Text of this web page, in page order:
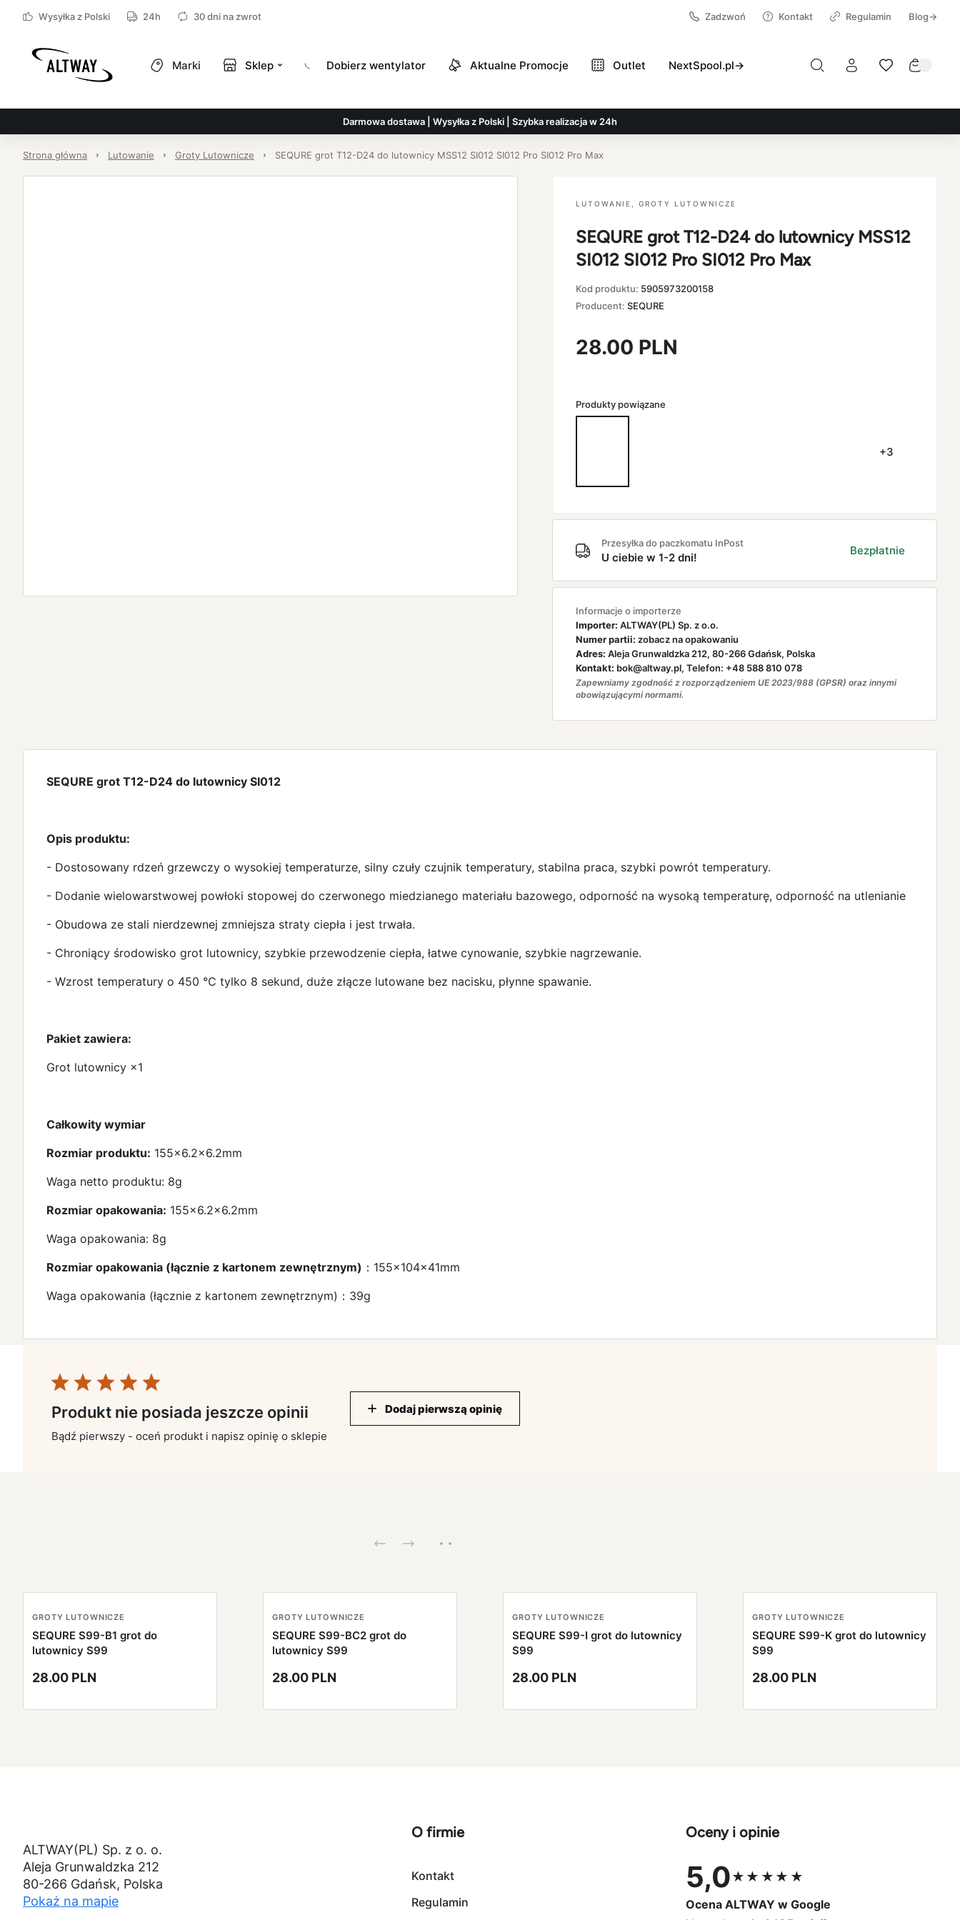
Wysyłka z Polski 24h 30 dni na zwrot Zadzwoń Kontakt Regulamin Blog→
Marki Sklep Dobierz wentylator Aktualne Promocje Outlet NextSpool.pl→
Darmowa dostawa | Wysyłka z Polski | Szybka realizacja w 24h
Strona główna Lutowanie Groty Lutownicze SEQURE grot T12-D24 do lutownicy MSS12 SI012 SI012 Pro SI012 Pro Max
LUTOWANIE GROTY LUTOWNICZE
SEQURE grot T12-D24 do lutownicy MSS12
SI012 SI012 Pro SI012 Pro Max
Kod produktu: 5905973200158
Producent: SEQURE
28.00 PLN
Produkty powiązane
+3
Przesyłka do paczkomatu InPost
U ciebie w 1-2 dni!
Bezpłatnie
Informacje o importerze
Importer: ALTWAY(PL) Sp. z o.o.
Numer partii: zobacz na opakowaniu
Adres: Aleja Grunwaldzka 212, 80-266 Gdańsk, Polska
Kontakt: bok@altway.pl, Telefon: +48 588 810 078
Zapewniamy zgodność z rozporządzeniem UE 2023/988 (GPSR) oraz innymi
obowiązującymi normami.
SEQURE grot T12-D24 do lutownicy SI012
Opis produktu:
- Dostosowany rdzeń grzewczy o wysokiej temperaturze, silny czuły czujnik temperatury, stabilna praca, szybki powrót temperatury.
- Dodanie wielowarstwowej powłoki stopowej do czerwonego miedzianego materiału bazowego, odporność na wysoką temperaturę, odporność na utlenianie
- Obudowa ze stali nierdzewnej zmniejsza straty ciepła i jest trwała.
- Chroniący środowisko grot lutownicy, szybkie przewodzenie ciepła, łatwe cynowanie, szybkie nagrzewanie.
- Wzrost temperatury o 450 ℃ tylko 8 sekund, duże złącze lutowane bez nacisku, płynne spawanie.
Pakiet zawiera:
Grot lutownicy ×1
Całkowity wymiar
Rozmiar produktu: 155x6.2x6.2mm
Waga netto produktu: 8g
Rozmiar opakowania: 155x6.2x6.2mm
Waga opakowania: 8g
Rozmiar opakowania (łącznie z kartonem zewnętrznym) ：155x104x41mm
Waga opakowania (łącznie z kartonem zewnętrznym)：39g
Produkt nie posiada jeszcze opinii
Bądź pierwszy - oceń produkt i napisz opinię o sklepie
Dodaj pierwszą opinię
GROTY LUTOWNICZE
SEQURE S99-B1 grot do
lutownicy S99
28.00 PLN
GROTY LUTOWNICZE
SEQURE S99-BC2 grot do
lutownicy S99
28.00 PLN
GROTY LUTOWNICZE
SEQURE S99-I grot do lutownicy
S99
28.00 PLN
GROTY LUTOWNICZE
SEQURE S99-K grot do lutownicy
S99
28.00 PLN
ALTWAY(PL) Sp. z o. o.
Aleja Grunwaldzka 212
80-266 Gdańsk, Polska
Pokaż na mapie
O firmie
Kontakt
Regulamin
Oceny i opinie
5,0★★★★★
Ocena 5,0 na 5
Ocena ALTWAY w Google